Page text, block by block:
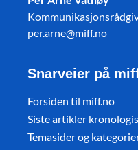
per.arne@miff.no
Snarveier på
Forsiden til miff.no
Siste artikler
Temasider og